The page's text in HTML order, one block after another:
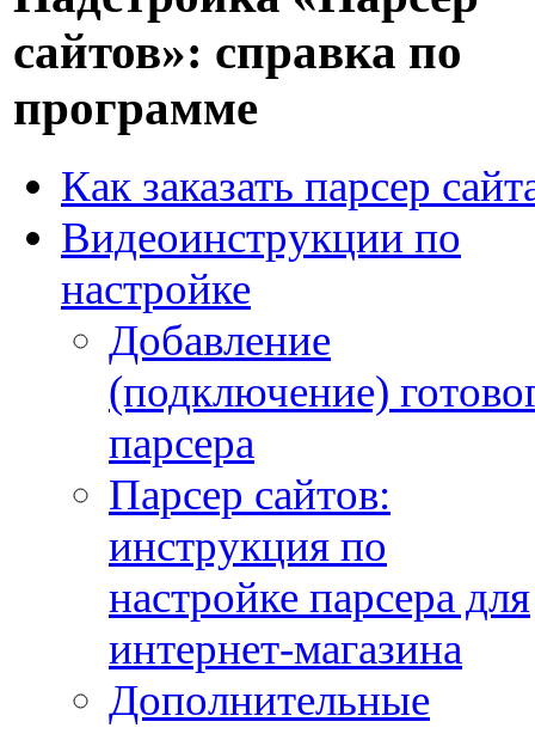
сайтов»: справка по
программе
Как заказать парсер
Видеоинструкции по
настройке
Добавление
(подключение)
парсера
Парсер сайтов:
инструкция по
настройке парсера для
интернет-магазина
Дополнительные